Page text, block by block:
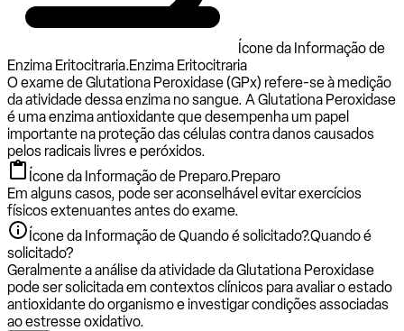
Ícone da Informação de
Enzima Eritocitraria.Enzima Eritocitraria
O exame de Glutationa Peroxidase (GPx) refere-se à medição
da atividade dessa enzima no sangue. A Glutationa Peroxidase
é uma enzima antioxidante que desempenha um papel
importante na proteção das células contra danos causados
pelos radicais livres e peróxidos.
Ícone da Informação de Preparo.Preparo
Em alguns casos, pode ser aconselhável evitar exercícios
físicos extenuantes antes do exame.
Ícone da Informação de Quando é solicitado?.Quando é
solicitado?
Geralmente a análise da atividade da Glutationa Peroxidase
pode ser solicitada em contextos clínicos para avaliar o estado
antioxidante do organismo e investigar condições associadas
ao estresse oxidativo.